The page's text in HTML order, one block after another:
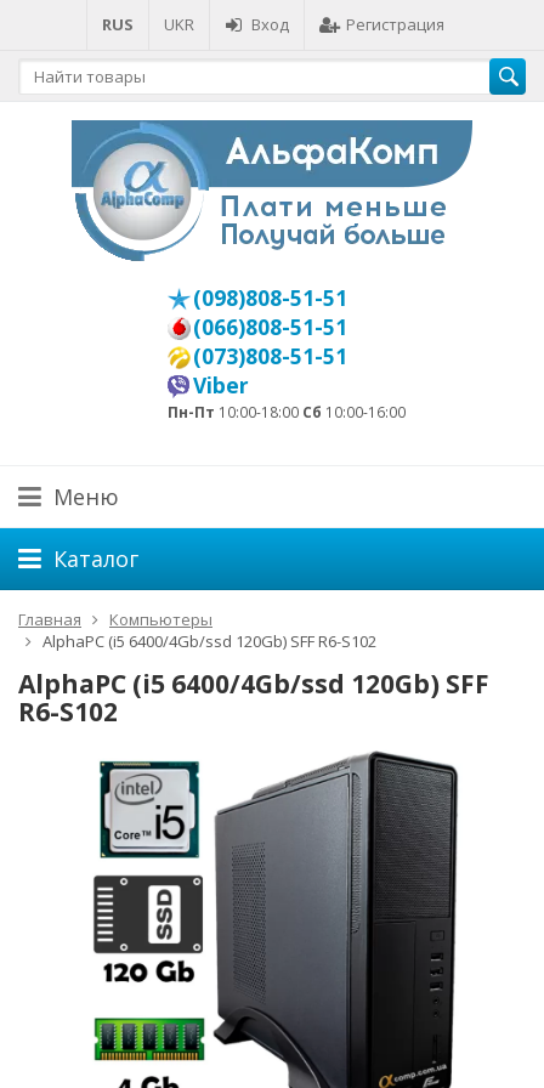
RUS UKR Вход Регистрация
(098)808-51-51
(066)808-51-51
(073)808-51-51
Viber
Пн-Пт 10:00-18:00 Сб 10:00-16:00
Меню
Каталог
Главная
Компьютеры
AlphaPC (i5 6400/4Gb/ssd 120Gb) SFF R6-S102
AlphaPC (i5 6400/4Gb/ssd 120Gb) SFF
R6-S102